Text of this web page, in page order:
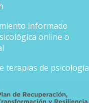
informado
online o
terapias de psicología